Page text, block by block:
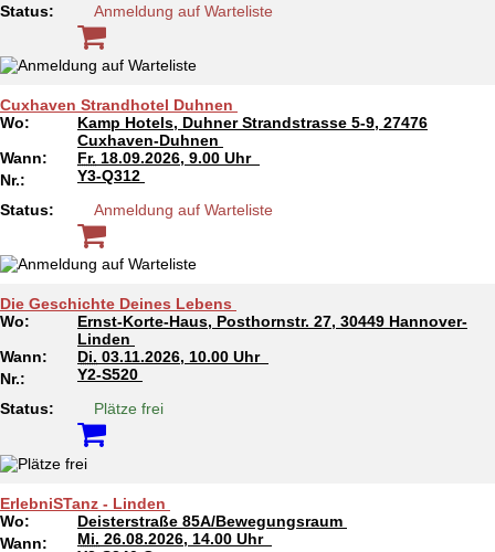
Status:
Anmeldung auf Warteliste
Cuxhaven Strandhotel Duhnen
Wo:
Kamp Hotels, Duhner Strandstrasse 5-9, 27476
Cuxhaven-Duhnen
Wann:
Fr. 18.09.2026, 9.00 Uhr
Nr.:
Y3-Q312
Status:
Anmeldung auf Warteliste
Die Geschichte Deines Lebens
Wo:
Ernst-Korte-Haus, Posthornstr. 27, 30449 Hannover-
Linden
Wann:
Di. 03.11.2026, 10.00 Uhr
Nr.:
Y2-S520
Status:
Plätze frei
ErlebniSTanz - Linden
Wo:
Deisterstraße 85A/Bewegungsraum
Wann:
Mi. 26.08.2026, 14.00 Uhr